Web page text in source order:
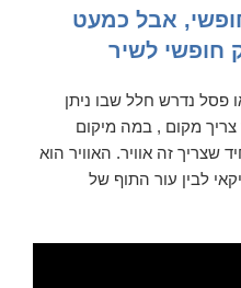
אבל כמעט
חופשי לשיר
פסל נדרש חלל שבו ניתן
צריך מקום , במה מיקום
שצריך זה אוויר. האוויר הוא
לבין עור התוף של